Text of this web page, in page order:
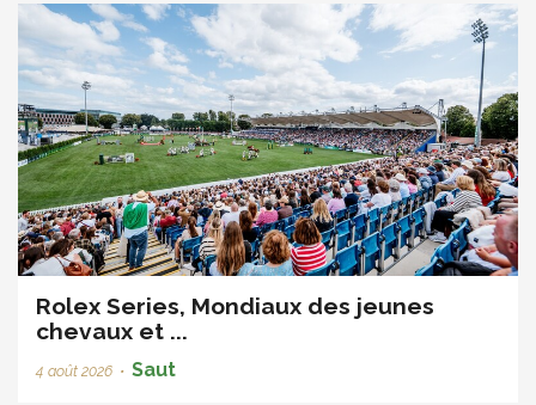
Rolex Series, Mondiaux des jeunes
chevaux et ...
4 août 2026 • Saut